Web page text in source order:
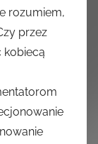
rozumiem,
przez
kobiecą